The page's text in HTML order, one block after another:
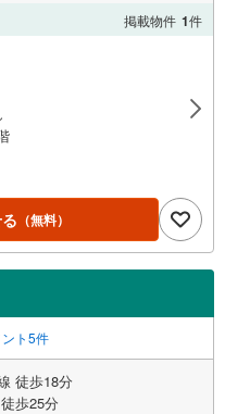
掲載物件 1件
（無料）
ント5件
徒歩18分
歩25分